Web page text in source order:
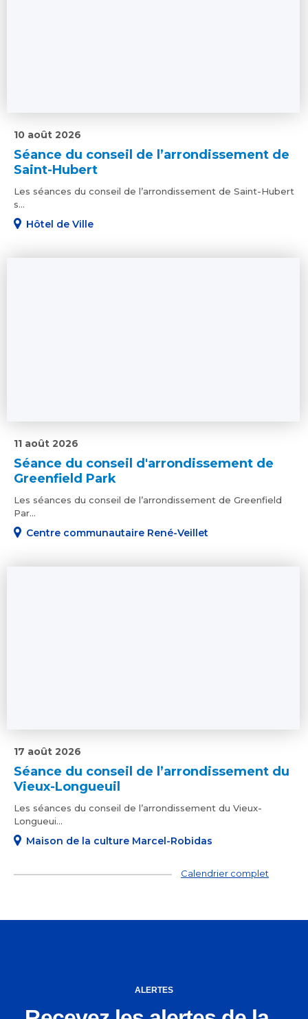
Séance du conseil de l’arrondissement de
Saint-Hubert
10 août 2026
Les séances du conseil de l’arrondissement de Saint-Hubert
s...
Hôtel de Ville
Séance du conseil d'arrondissement de
Greenfield Park
11 août 2026
Les séances du conseil de l’arrondissement de Greenfield
Par...
Centre communautaire René-Veillet
Séance du conseil de l’arrondissement du
Vieux-Longueuil
17 août 2026
Les séances du conseil de l’arrondissement du Vieux-
Longueui...
Maison de la culture Marcel-Robidas
Calendrier complet
ALERTES